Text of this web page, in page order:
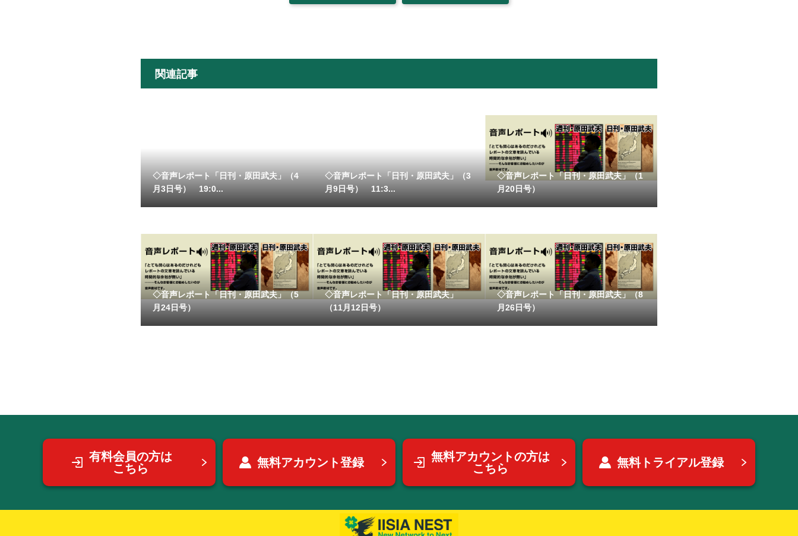
関連記事
◇音声レポート「日刊・原田武夫」（4
月3日号） 19:0...
◇音声レポート「日刊・原田武夫」（3
月9日号） 11:3...
◇音声レポート「日刊・原田武夫」（1
月20日号）
◇音声レポート「日刊・原田武夫」（5
月24日号）
◇音声レポート「日刊・原田武夫」
（11月12日号）
◇音声レポート「日刊・原田武夫」（8
月26日号）
有料会員の方は
こちら
無料アカウント登録
無料アカウントの方は
こちら
無料トライアル登録